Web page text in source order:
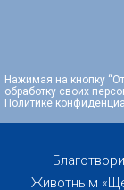
Нажимая на кнопку
обработку своих
Политике
Животным